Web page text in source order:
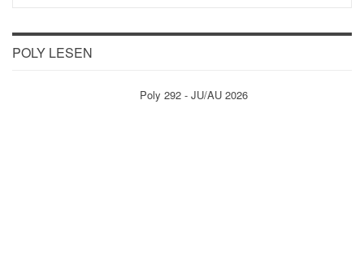
POLY LESEN
Poly 292 - JU/AU 2026